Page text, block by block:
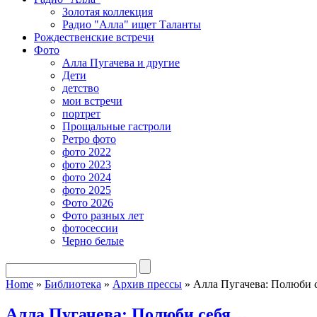
Золотая коллекция
Радио "Алла" ищет Таланты
Рождественские встречи
Фото
Алла Пугачева и другие
Дети
детство
мои встречи
портрет
Прощальные гастроли
Ретро фото
фото 2022
фото 2023
фото 2024
фото 2025
Фото 2026
Фото разных лет
фотосессии
Черно белые
Home » Библиотека » Архив прессы » Алла Пугачева: Полюби